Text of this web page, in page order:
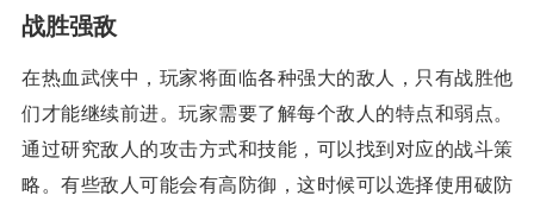
战胜强敌
在热血武侠中，玩家将面临各种强大的敌人，只有战胜他
们才能继续前进。玩家需要了解每个敌人的特点和弱点。
通过研究敌人的攻击方式和技能，可以找到对应的战斗策
略。有些敌人可能会有高防御，这时候可以选择使用破防